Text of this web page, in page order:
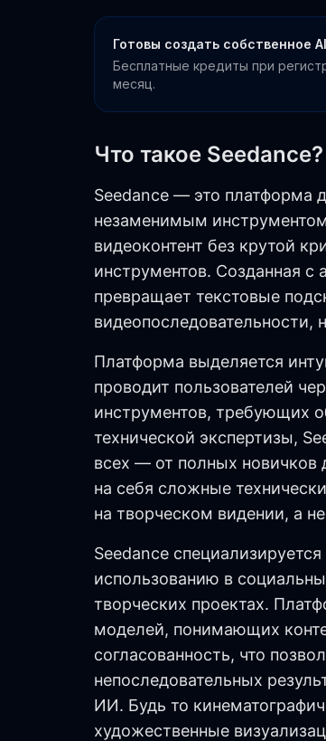
Готовы создать собственное
Бесплатные кредиты при
месяц.
Что такое Seedance?
Seedance — это платформа
незаменимым
видеоконтент без крутой
инструментов. Созданная с
превращает текстовые
видеопоследовательности,
Платформа выделяется
проводит пользователей
инструментов, требующих
технической экспертизы,
всех — от полных
на себя сложные
на творческом видении, а
Seedance
использованию в
творческих проектах.
моделей, понимающих
согласованность, что
непоследовательных
ИИ. Будь то
художественные